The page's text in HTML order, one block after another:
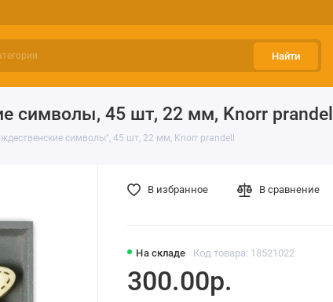
Найти
символы, 45 шт, 22 мм, Knorr
символы", 45 шт, 22 мм, Knorr prandell
На складе Код товара: 18521022
300.00р.
В избранное В сравнение